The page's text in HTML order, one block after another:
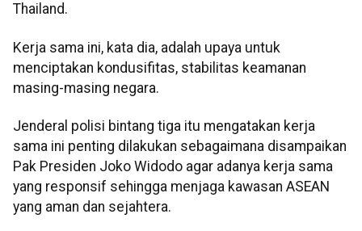
Thailand.
Kerja sama ini, kata dia, adalah upaya untuk
menciptakan kondusifitas, stabilitas keamanan
masing-masing negara.
Jenderal polisi bintang tiga itu mengatakan kerja
sama ini penting dilakukan sebagaimana disampaikan
Pak Presiden Joko Widodo agar adanya kerja sama
yang responsif sehingga menjaga kawasan ASEAN
yang aman dan sejahtera.